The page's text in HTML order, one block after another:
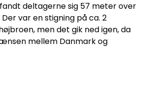
deltagerne sig 57 meter over
var en stigning på ca. 2
men det gik ned igen, da
mellem Danmark og